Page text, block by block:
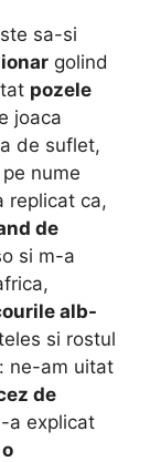
sa-si
golind
pozele
joaca
de suflet,
nume
replicat ca,
de
si m-a
alb-
si rostul
ne-am uitat
de
a explicat
o